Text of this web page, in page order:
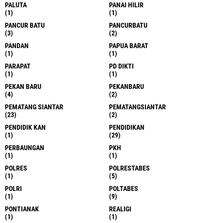
PALUTA
(1)
PANAI HILIR
(1)
PANCUR BATU
(3)
PANCURBATU
(2)
PANDAN
(1)
PAPUA BARAT
(1)
PARAPAT
(1)
PD DIKTI
(1)
PEKAN BARU
(4)
PEKANBARU
(2)
PEMATANG SIANTAR
(23)
PEMATANGSIANTAR
(2)
PENDIDIK KAN
(1)
PENDIDIKAN
(29)
PERBAUNGAN
(1)
PKH
(1)
POLRES
(1)
POLRESTABES
(5)
POLRI
(1)
POLTABES
(9)
PONTIANAK
(1)
REALIGI
(1)